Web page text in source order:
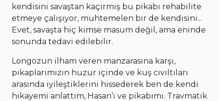
kendisini savaştan kaçırmış bu pikabı rehabilite
etmeye çalışıyor, muhtemelen bir de kendisini...
Evet, savaşta hiç kimse masum değil, ama eninde
sonunda tedavi edilebilir.
Longozun ilham veren manzarasına karşı,
pikaplarımızın huzur içinde ve kuş cıvıltıları
arasında iyileştiklerini hissederek ben de kendi
hikayemi anlattım, Hasan’ı ve pikabımı. Travmatik